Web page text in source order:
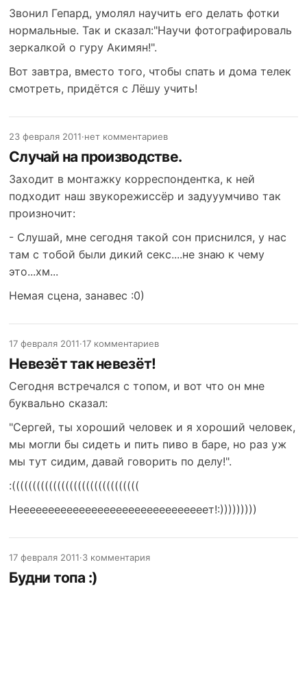
Звонил Гепард, умолял научить его делать фотки
нормальные. Так и сказал:"Научи фотографироваль
зеркалкой о гуру Акимян!".
Вот завтра, вместо того, чтобы спать и дома телек
смотреть, придётся с Лёшу учить!
23 февраля 2011·нет комментариев
Случай на производстве.
Заходит в монтажку корреспондентка, к ней
подходит наш звукорежиссёр и задууумчиво так
произночит:
- Слушай, мне сегодня такой сон приснился, у нас
там с тобой были дикий секс....не знаю к чему
это...хм...
Немая сцена, занавес :0)
17 февраля 2011·17 комментариев
Невезёт так невезёт!
Сегодня встречался с топом, и вот что он мне
буквально сказал:
"Сергей, ты хороший человек и я хороший человек,
мы могли бы сидеть и пить пиво в баре, но раз уж
мы тут сидим, давай говорить по делу!".
:(((((((((((((((((((((((((((((((
Нееееееееееееееееееееееееееееееет!:)))))))))
17 февраля 2011·3 комментария
Будни топа :)